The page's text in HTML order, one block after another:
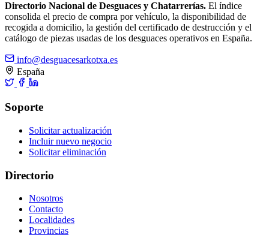
Directorio Nacional de Desguaces y Chatarrerías. El índice
consolida el precio de compra por vehículo, la disponibilidad de
recogida a domicilio, la gestión del certificado de destrucción y el
catálogo de piezas usadas de los desguaces operativos en España.
info@desguacesarkotxa.es
España
Soporte
Solicitar actualización
Incluir nuevo negocio
Solicitar eliminación
Directorio
Nosotros
Contacto
Localidades
Provincias